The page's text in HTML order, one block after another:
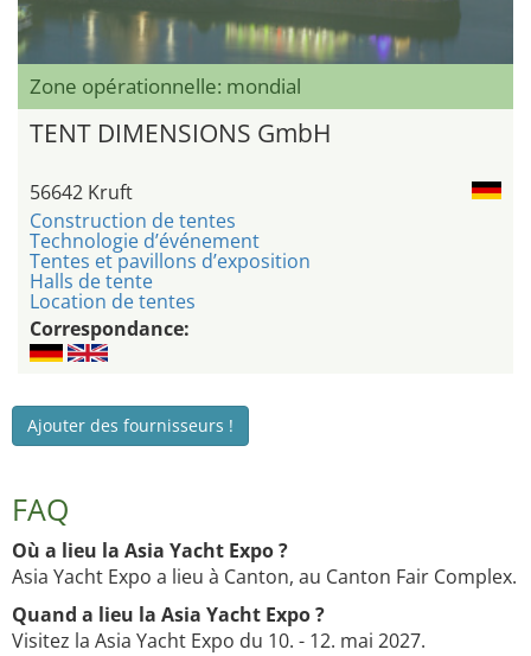
Zone opérationnelle: mondial
TENT DIMENSIONS GmbH
56642 Kruft
Construction de tentes
Technologie d’événement
Tentes et pavillons d’exposition
Halls de tente
Location de tentes
Correspondance:
Ajouter des fournisseurs !
FAQ
Où a lieu la Asia Yacht Expo ?
Asia Yacht Expo a lieu à Canton, au Canton Fair Complex.
Quand a lieu la Asia Yacht Expo ?
Visitez la Asia Yacht Expo du 10. - 12. mai 2027.